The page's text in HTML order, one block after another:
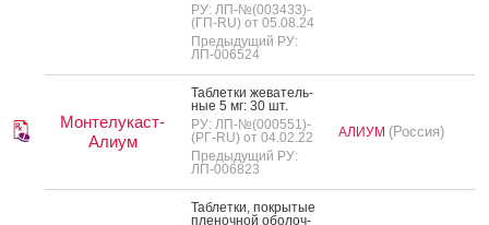
РУ: ЛП-№(003433)-
(ГП-RU) от 05.08.24
Предыдущий РУ:
ЛП-006524
Монтелукаст-
Алиум
Таб­летки же­ватель­
ные 5 мг: 30 шт.
РУ: ЛП-№(000551)-
(РГ-RU) от 04.02.22
Предыдущий РУ:
ЛП-006823
АЛИУМ (Россия)
Таб­летки, пок­ры­тые
пле­ноч­ной обо­лоч­